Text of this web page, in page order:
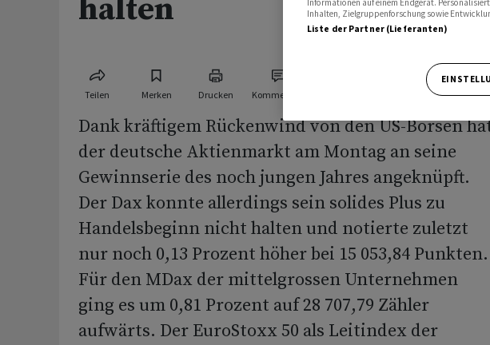
halten
Teilen Merken Drucken Kommentare
Dank kräftigem Rückenwind von den US-Börsen
der deutsche Aktienmarkt am Montag an seine
Gewinnserie des noch jungen Jahres angeknüpft.
Der Dax konnte allerdings sein solides Plus zu
Handelsbeginn nicht halten und notierte zuletzt
nur noch 0,13 Prozent höher bei 15 053,84 Punkten.
Für den MDax der mittelgrossen Unternehmen
ging es um 0,81 Prozent auf 28 707,79 Zähler
aufwärts. Der EuroStoxx 50 als Leitindex der
Inhalten, Zielgruppenforschung sowie
Liste der Partner (Lieferanten)